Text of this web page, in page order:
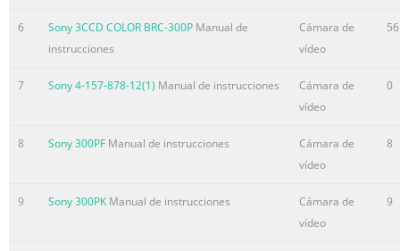
6 Sony 3CCD COLOR BRC-300P Manual de
instrucciones
Cámara de
vídeo
56
7 Sony 4-157-878-12(1) Manual de instrucciones
Cámara de
vídeo
0
8 Sony 300PF Manual de instrucciones
Cámara de
vídeo
8
9 Sony 300PK Manual de instrucciones
Cámara de
vídeo
9